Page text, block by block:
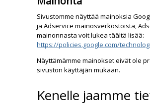
Sivustomme näyttää mainoksia
ja Adservice mainosverkostoista,
mainonnasta voit lukea täältä lisää:
https://policies.google.com/
Näyttämämme mainokset eivät ole
sivuston käyttäjän mukaan.
Kenelle jaamme